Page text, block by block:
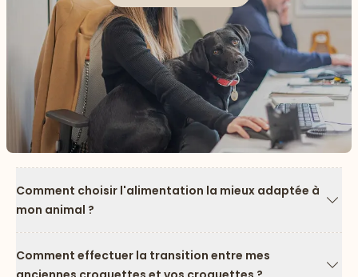
Comment choisir l'alimentation la mieux adaptée à
mon animal ?
Comment effectuer la transition entre mes